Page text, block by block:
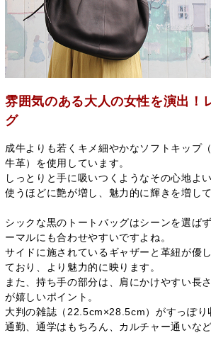
雰囲気のある大人の女性を演出！
グ
成牛よりも若くキメ細やかなソフトキップ
牛革）を使用しています。
しっとりと手に吸いつくようなその心地よ
使うほどに艶が増し、魅力的に輝きを増し
シックな黒のトートバッグはシーンを選ば
ーマルにも合わせやすいですよね。
サイドに施されているギャザーと革紐が優
ており、より魅力的に映ります。
また、持ち手の部分は、肩にかけやすい長
が嬉しいポイント。
大判の雑誌（22.5cm×28.5cm）がすっぽり
通勤、通学はもちろん、カルチャー通いな